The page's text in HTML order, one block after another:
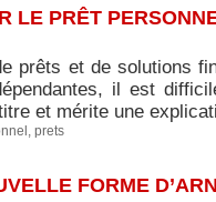
LE PRÊT
prêts et de solutions
il est
et mérite une
, prets
FORME